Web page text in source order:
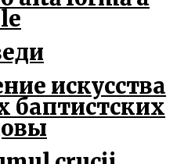
искусства
баптистских